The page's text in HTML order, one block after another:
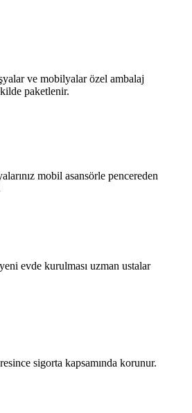
ve mobilyalar özel ambalaj
paketlenir.
mobil asansörle pencereden
evde kurulması uzman ustalar
sigorta kapsamında korunur.